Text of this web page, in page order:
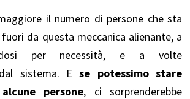
il numero di persone che sta
da questa meccanica alienante, a
per necessità, e a volte
dal sistema. Ese potessimo stare
persone, ci sorprenderebbe